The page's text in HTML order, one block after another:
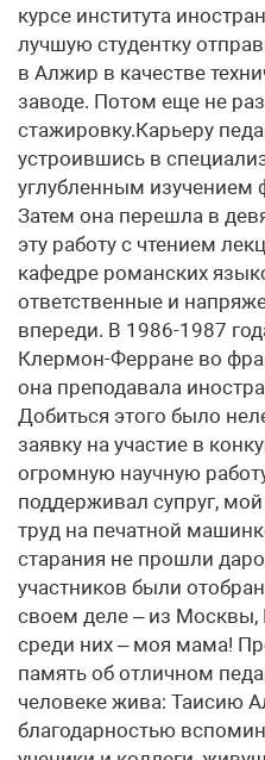
курсе института
лучшую студентку
в Алжир в качестве
заводе. Потом еще не
стажировку.Карьеру
устроившись в
углубленным изучением
Затем она перешла в
эту работу с чтением
кафедре романских
ответственные и
впереди. В 1986-1987
Клермон-Ферране во
она преподавала
Добиться этого было
заявку на участие в
огромную научную
поддерживал супруг,
труд на печатной
старания не прошли
участников были
своем деле – из Москвы,
среди них – моя мама!
память об отличном
человеке жива: Таисию
благодарностью